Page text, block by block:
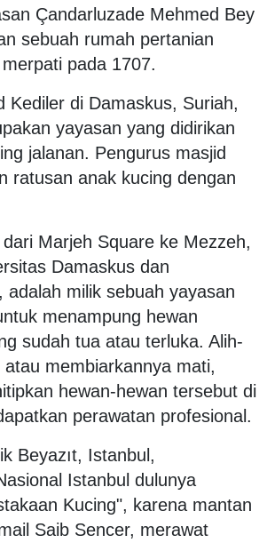
Çandarluzade Mehmed Bey
sebuah rumah pertanian
pada 1707.
Kediler di Damaskus, Suriah,
yayasan yang didirikan
jalanan. Pengurus masjid
ratusan anak kucing dengan
Marjeh Square ke Mezzeh,
Damaskus dan
adalah milik sebuah yayasan
menampung hewan
sudah tua atau terluka. Alih-
membiarkannya mati,
hewan-hewan tersebut di
perawatan profesional.
Beyazıt, Istanbul,
Istanbul dulunya
Kucing", karena mantan
Saib Sencer, merawat